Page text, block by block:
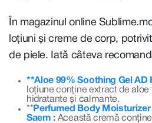
În magazinul online
loțiuni și creme de corp,
de piele. Iată câteva
**Aloe 99% Soothing Gel AD
loțiune conține extract de
hidratante și calmante.
** Perfumed Body
Saem : Această cremă